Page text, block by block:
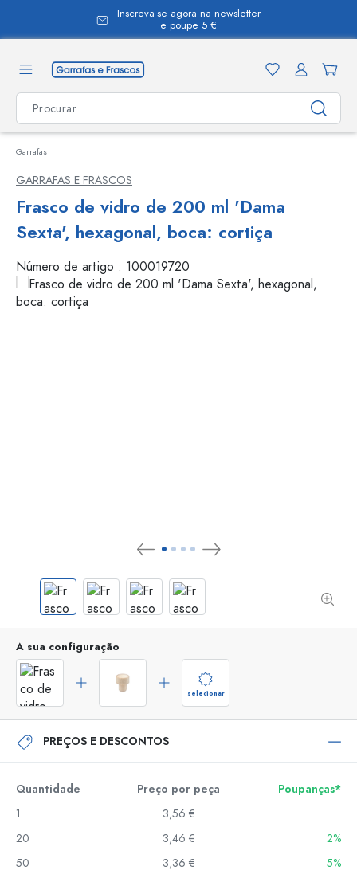
Inscreva-se agora na newsletter
e poupe 5 €
Garrafas
GARRAFAS E FRASCOS
Frasco de vidro de 200 ml 'Dama
Sexta', hexagonal, boca: cortiça
Número de artigo : 100019720
A sua configuração
selecionar
PREÇOS E DESCONTOS
Quantidade Preço por peça
Poupanças*
1
3,56 €
20
3,46 €
2%
50
3,36 €
5%